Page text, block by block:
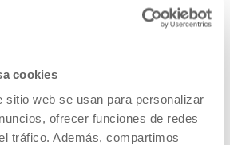
cookies
sitio web se usan para personalizar
ofrecer funciones de redes
tráfico. Además, compartimos
ES